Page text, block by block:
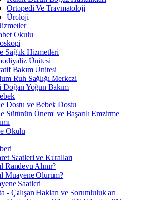
Ortopedi Ve Travmatoloji
Üroloji
Okulu
Sağlık Hizmetleri
Ünitesi
Bakım Ünitesi
Ruh Sağlığı Merkezi
Doğan Yoğun Bakım
Dostu ve Bebek Dostu
Sütünün Önemi ve Başarılı Emzirme
Okulu
Saatleri ve Kuralları
Randevu Alınır?
Muayene Olurum?
Saatleri
- Çalışan Hakları ve Sorumlulukları